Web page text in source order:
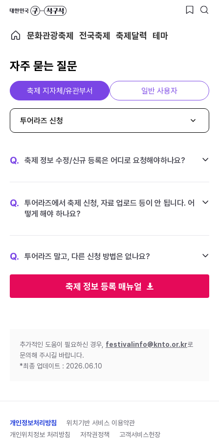
문화관광축제 전국축제 축제달력 테마
자주 묻는 질문
축제 정보 등록 매뉴얼
축제 지자체/유관부서 일반 사용자
투어라즈 신청
Q. 축제 정보 수정/신규 등록은 어디로 요청해야하나요?
Q.
투어라즈에서 축제 신청, 자료 업로드 등이 안 됩니다. 어
떻게 해야 하나요?
Q. 투어라즈 말고, 다른 신청 방법은 없나요?
추가적인 도움이 필요하신 경우, festivalinfo@knto.or.kr로
문의해 주시길 바랍니다.
*최종 업데이트 : 2026.06.10
개인정보처리방침
위치기반 서비스 이용약관
개인위치정보 처리방침
저작권정책 고객서비스헌장